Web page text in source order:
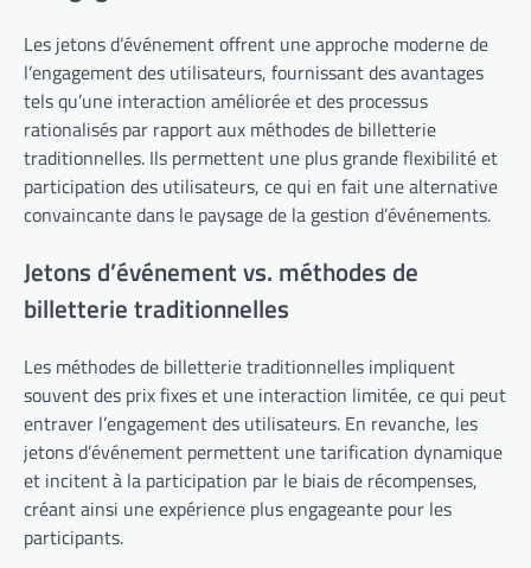
Les jetons d’événement offrent une approche moderne de
l’engagement des utilisateurs, fournissant des avantages
tels qu’une interaction améliorée et des processus
rationalisés par rapport aux méthodes de billetterie
traditionnelles. Ils permettent une plus grande flexibilité et
participation des utilisateurs, ce qui en fait une alternative
convaincante dans le paysage de la gestion d’événements.
Jetons d’événement vs. méthodes de
billetterie traditionnelles
Les méthodes de billetterie traditionnelles impliquent
souvent des prix fixes et une interaction limitée, ce qui peut
entraver l’engagement des utilisateurs. En revanche, les
jetons d’événement permettent une tarification dynamique
et incitent à la participation par le biais de récompenses,
créant ainsi une expérience plus engageante pour les
participants.